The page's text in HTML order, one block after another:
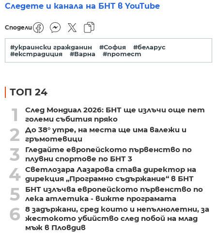
Следете и канала на БНТ в YouTube
Сподели
#украински гражданин #София
#беларус
#екстрадиция
#Варна #протест
ТОП 24
1
След Мондиал 2026: БНТ ще излъчи още пет
големи събития пряко
2
До 38° утре, на места ще има валежи и
гръмотевици
3
Гледайте европейското първенство по
плувни спортове по БНТ 3
4 Светлозара Лазарова става директор на
дирекция „Програмно съдържание“ в БНТ
5
БНТ излъчва европейското първенство по
лека атлетика - вижте програмата
6 8 задържани, сред които и непълнолетни, за
жестокото убийство след побой на млад
мъж в Пловдив